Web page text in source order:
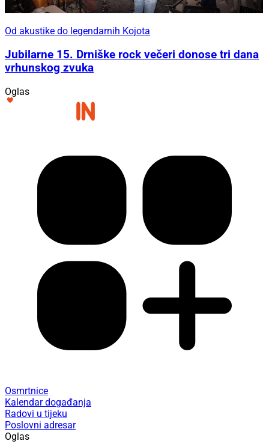
Od akustike do legendarnih Kojota
Jubilarne 15. Drniške rock večeri donose tri dana
vrhunskog zvuka
Oglas
Osmrtnice
Kalendar događanja
Radovi u tijeku
Poslovni adresar
Oglas